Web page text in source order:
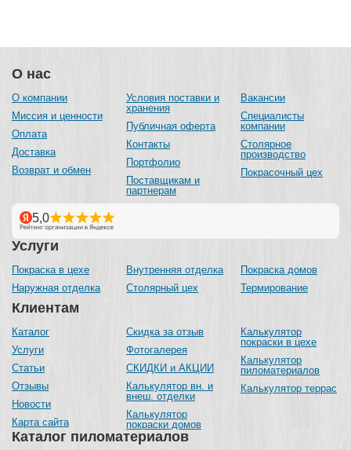
О нас
О компании
Миссия и ценности
Оплата
Доставка
Возврат и обмен
Условия поставки и
хранения
Публичная оферта
Контакты
Портфолио
Поставщикам и
партнерам
Вакансии
Специалисты
компании
Столярное
производство
Покрасочный цех
Каталог пиломатериалов
Услуги
Покраска в цехе
Наружная отделка
Внутренняя отделка
Столярный цех
Покраска домов
Термирование
Клиентам
Каталог
Услуги
Статьи
Отзывы
Новости
Карта сайта
Скидка за отзыв
Фотогалерея
СКИДКИ и АКЦИИ
Калькулятор вн. и
внеш. отделки
Калькулятор
покраски домов
Калькулятор
покраски в цехе
Калькулятор
пиломатериалов
Калькулятор террас